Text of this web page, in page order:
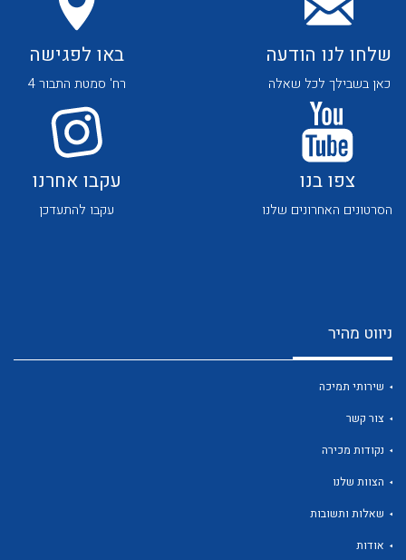
לכל מוצרי היצרן
לכל מוצרי היצרן
שלחו לנו הודעה
כאן בשבילך לכל שאלה
באו לפגישה
רח' סמטת התבור 4
צפו בנו
הסרטונים האחרונים שלנו
עקבו אחרנו
עקבו להתעדכן
ניווט מהיר
שירותי תמיכה
צור קשר
נקודות מכירה
הצוות שלנו
שאלות ותשובות
אודות